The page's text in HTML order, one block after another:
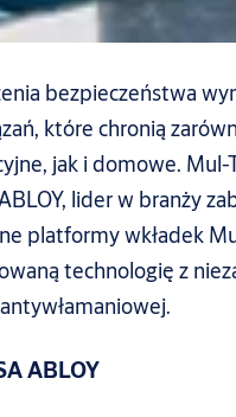
bezpieczeństwa
które chronią
jak i domowe. Mul-
lider w branży
platformy wkładek
technologię z
ABLOY